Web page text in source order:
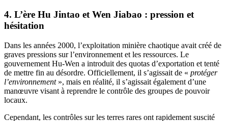
4. L’ère Hu Jintao et Wen Jiabao : pression et
hésitation
Dans les années 2000, l’exploitation minière chaotique avait créé de
graves pressions sur l’environnement et les ressources. Le
gouvernement Hu-Wen a introduit des quotas d’exportation et tenté
de mettre fin au désordre. Officiellement, il s’agissait de « protéger
l’environnement», mais en réalité, il s’agissait également d’une
manœuvre visant à reprendre le contrôle des groupes de pouvoir
locaux.
Cependant, les contrôles sur les terres rares ont rapidement suscité